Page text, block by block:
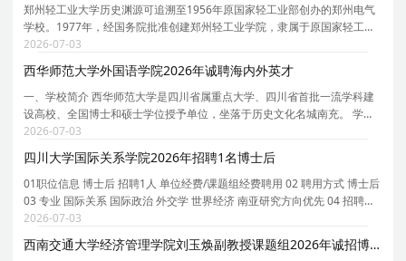
郑州轻工业大学历史渊源可追溯至1956年原国家轻工业部创办的郑州电气
学校。1977年，经国务院批准创建郑州轻工业学院，隶属于原国家轻工业
部。1998年转隶河南省人民政府。学校是河南省人民政府和国家烟草专卖
局共建高校、河南省特色骨干大学建设高校、河南省
2026-07-03
西华师范大学外国语学院2026年诚聘海内外英才
一、学校简介 西华师范大学是四川省属重点大学、四川省首批一流学科建
设高校、全国博士和硕士学位授予单位，坐落于历史文化名城南充。 学科
门类齐全。学校现有 2 个博士学位授权一级学科， 20 个硕士学位授权一级
学科， 18 个硕士专业学位授权类别。 78 个本
2026-07-03
四川大学国际关系学院2026年招聘1名博士后
01职位信息 博士后 招聘1人 单位经费/课题组经费聘用 02 聘用方式 博士后
03 专业 国际关系 国际政治 外交学 世界经济 南亚研究方向优先 04 招聘时
间 截止时间：2026.09.30 / 23:59:59 05 招聘单位 四川大学-国际关系学院
06 应聘条件 博士学位 07 岗位职责:
2026-07-03
西南交通大学经济管理学院刘玉焕副教授课题组2026年诚招博士后